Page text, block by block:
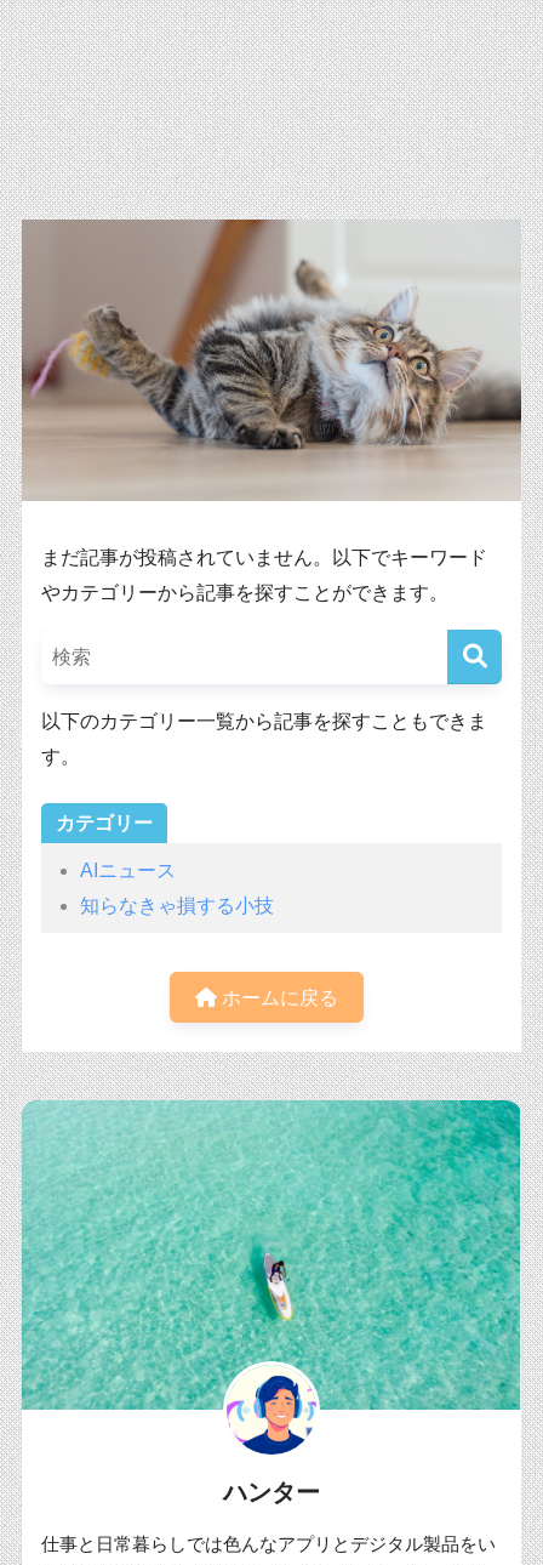
まだ記事が投稿されていません。以下でキーワード
やカテゴリーから記事を探すことができます。
以下のカテゴリー一覧から記事を探すこともできま
す。
カテゴリー
AIニュース
知らなきゃ損する小技
ホームに戻る
ハンター
仕事と日常暮らしでは色んなアプリとデジタル製品をい